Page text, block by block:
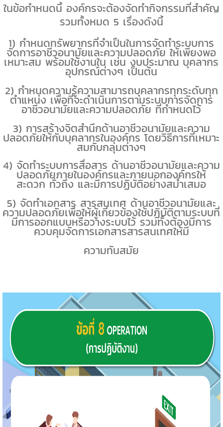
ในข้อกำหนดนี้ องค์กรจะต้องจัดทำกิจกรรมที่สำคัญ
รวมทั้งหมด 5 เรื่องดังนี้
1) กำหนดทรัพยากรที่จำเป็นในการจัดทำระบบการ
จัดการอาชีวอนามัยและความปลอดภัย ให้เพียงพอ
เหมาะสม พร้อมใช้งานใน เช่น งบประมาณ บุคลากร
อุปกรณ์ต่างๆ เป็นต้น
2) กำหนดความรู้ความสามารถบุคลากรทุกระดับทุก
ตำแหน่ง เพื่อที่จะดำเนินการตามระบบการจัดการ
อาชีวอนามัยและความปลอดภัย ที่กำหนดไว้
3) การสร้างจิตสำนึกด้านอาชีวอนามัยและความ
ปลอดภัยให้กับบุคลากรในองค์กร โดยวิธีการที่เหมาะ
สมกับกลุ่มต่างๆ
4) จัดทำระบบการสื่อสาร ด้านอาชีวอนามัยและความ
ปลอดภัยภายในองค์กรและภายนอกองค์กรให้
สะดวก ทั่วถึง และมีการปฏิบัติอย่างสม่ำเสมอ
5) จัดทำเอกสาร สารสนเทศ ด้านอาชีวอนามัยและ
ความปลอดภัยเพื่อให้ผู้เกี่ยวข้องใช้ปฏิบัติตามระบบที่
มีการออกแบบหรือวางระบบไว้ รวมทั้งต้องมีการ
ควบคุมจัดการเอกสารสารสนเทศให้มี
ความทันสมัย